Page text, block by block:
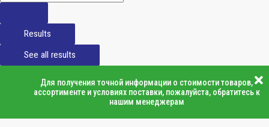
Results
See all results
Для получения точной информации о стоимости товаров,
ассортименте и условиях поставки, пожалуйста, обратитесь к
нашим менеджерам